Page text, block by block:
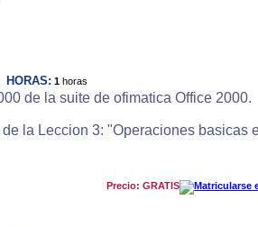
HORAS: 1 horas
de la suite de ofimatica Office 2000.
la Leccion 3: "Operaciones basicas
Precio: GRATIS